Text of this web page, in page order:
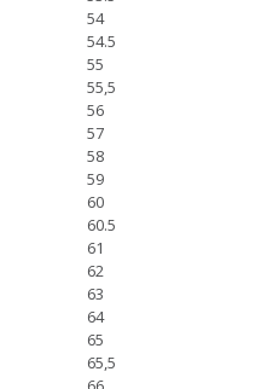
54
54.5
55
55,5
56
57
58
59
60
60.5
61
62
63
64
65
65,5